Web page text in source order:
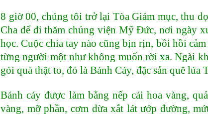
8 giờ 00, chúng tôi trở lại Tòa Giám mục, thu
Cha để đi thăm chủng viện Mỹ Đức, nơi ngày
học. Cuộc chia tay nào cũng bịn rịn, bồi hồi
từng người một như không muốn rời xa. Ngài
gói quà thật to, đó là Bánh Cáy, đặc sản quê lúa
Bánh cáy được làm bằng nếp cái hoa vàng,
vàng, mỡ phần, cơm dừa xắt lát ướp đường,